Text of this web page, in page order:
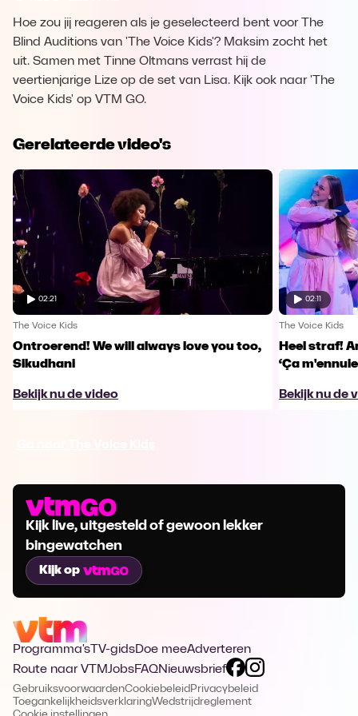
Hoe zou jij reageren als je geselecteerd bent voor The
Blind Auditions van 'The Voice Kids'? Maksim zocht het
uit. Samen met Tinne Oltmans verrast hij de
veertienjarige Lize op de set van Lisa. Kijk ook naar 'The
Voice Kids' op VTM GO.
Gerelateerde video's
02:21
The Voice Kids
Ontroerend! We will always love you too,
Sikudhani
Bekijk nu de video
02:11
The Voice Kids
Heel straf!
‘Ça
Bekijk nu de
Kijk live, uitgesteld of gewoon lekker
bingewatchen
Kijk op
Programma's TV-gidsDoe meeAdverteren
Route naar VTMJobsFAQNieuwsbrief
GebruiksvoorwaardenCookiebeleid Privacybeleid
ToegankelijkheidsverklaringWedstrijdreglement